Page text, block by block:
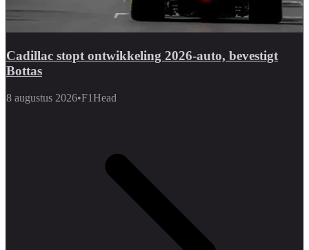
Cadillac stopt ontwikkeling 2026-auto, bevestigt
Bottas
8 augustus 2026•F1Head